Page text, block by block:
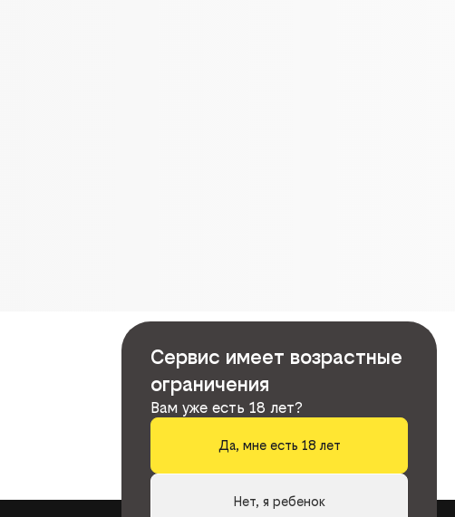
Сервис имеет возрастные
ограничения
Вам уже есть 18 лет?
Да, мне есть 18 лет
Нет, я ребенок